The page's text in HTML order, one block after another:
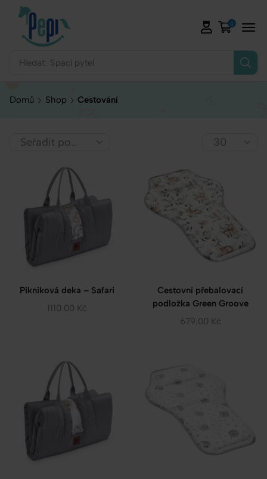
Hledat: Spací pytel
0
Domů Shop Cestování
Pikniková deka – Safari
1110.00 Kč
Cestovní přebalovací
podložka Green Groove
679.00 Kč